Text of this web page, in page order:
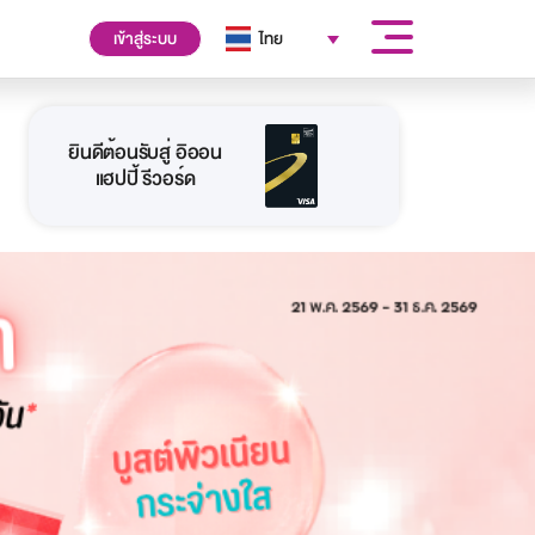
เข้าสู่ระบบ ไทย
ยินดีต้อนรับสู่ อิออน
แฮปปี้ รีวอร์ด